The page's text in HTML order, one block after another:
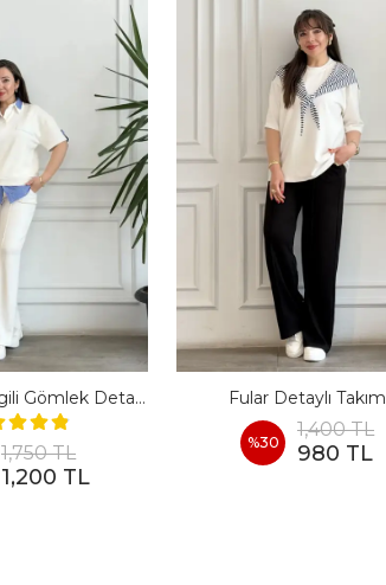
Polo Yaka Çizgili Gömlek Detaylı Kısa Kollu Takım
1,750 TL
1,200 TL
Fular Detaylı Takım
%30
1,400 TL
980 TL